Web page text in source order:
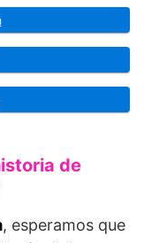
de
, esperamos que